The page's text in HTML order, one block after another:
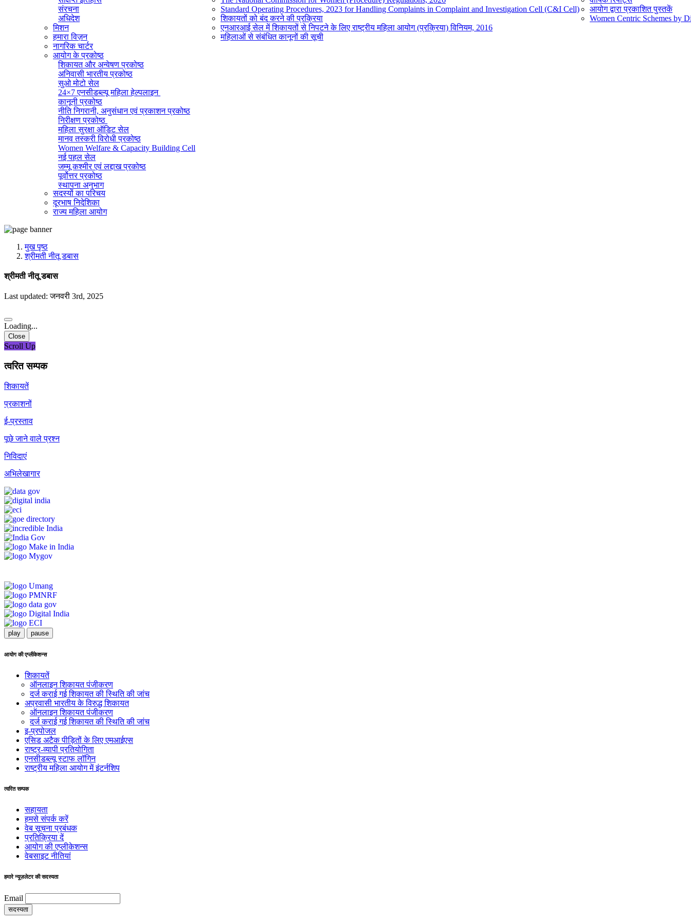
संरचना
अधिदेश
मिशन
हमारा विज़न
नागरिक चार्टर
आयोग के प्रकोष्ठ
शिकायत और अन्वेषण प्रकोष्ठ
अनिवासी भारतीय प्रकोष्ठ
सुओ मोटो सेल
24×7 एनसीडब्ल्यू महिला हेल्पलाइन
कानूनी प्रकोष्ठ
नीति निगरानी, ​​अनुसंधान एवं प्रकाशन प्रकोष्ठ
निरीक्षण प्रकोष्ठ
महिला सुरक्षा ऑडिट सेल
मानव तस्करी विरोधी प्रकोष्ठ
Women Welfare & Capacity Building Cell
नई पहल सेल
जम्मू कश्मीर एवं लद्दाख प्रकोष्ठ
पूर्वोत्तर प्रकोष्ठ
स्थापना अनुभाग
व्यवस्थापक अनुभाग (सामान्य)
सूचना का अधिकार प्रकोष्ठ
राजभाषा प्रकोष्ठ
सदस्यों का परिचय
दूरभाष निदेशिका
राज्य महिला आयोग
Standard Operating Procedures, 2023 for Handling Complaints in Complaint and Investigation Cell (C&I Cell)
शिकायतों को बंद करने की प्रक्रिया
एनआरआई सेल में शिकायतों से निपटने के लिए राष्ट्रीय महिला आयोग (प्रक्रिया) विनियम, 2016
महिलाओं से संबंधित कानूनों की सूची
आयोग द्वारा प्रकाशित पुस्तकें
Women Centric Schemes by
मुख पृष्ठ
श्रीमती नीतू डबास
श्रीमती नीतू डबास
Last updated: जनवरी 3rd, 2025
Loading...
Close
Scroll Up
त्वरित सम्पक
शिकायतें
प्रकाशनों
ई-प्रस्ताव
पूछे जाने वाले प्रश्न
निविदाएं
अभिलेखागार
play pause
आयोग की एप्लीकेशन्स
शिकायतें
ऑनलाइन शिकायत पंजीकरण
दर्ज कराई गई शिकायत की स्थिति की जांच
अप्रवासी भारतीय के विरुद्ध शिकायत
ऑनलाइन शिकायत पंजीकरण
दर्ज कराई गई शिकायत की स्थिति की जांच
इ-प्रपोजल
एसिड अटैक पीड़ितों के लिए एमआईएस
राष्ट्र-व्यापी प्रतियोगिता
एनसीडब्ल्यू स्टाफ लॉगिन
राष्ट्रीय महिला आयोग में इंटर्नशिप
त्वरित सम्पक
सहायता
हमसे संपर्क करें
वेब सूचना प्रबंधक
प्रतिक्रिया दें
आयोग की एप्लीकेशन्स
वेबसाइट नीतियां
हमारे न्यूज़लेटर की सदस्यता
Email